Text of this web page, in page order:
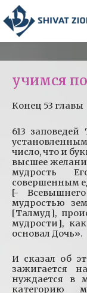
учимся
Конец 53 главы
613
число, что и
высшее
мудрость
совершенным
[-
мудростью
[Талмуд],
мудрости],
основал Дочь».
И сказал об
зажигается
нуждается в
категорию